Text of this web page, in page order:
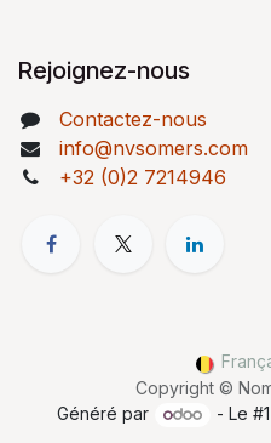
Rejoignez-nous
Contactez-nous
info@nvsomers.com
+32 (0)2 7214946
Copyright ©
Généré par - Le